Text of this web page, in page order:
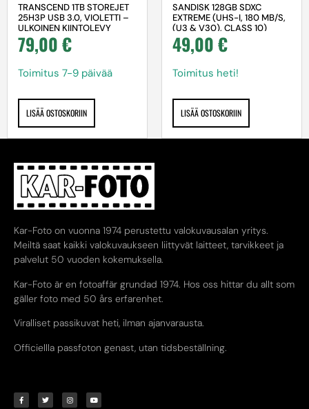
TRANSCEND 1TB STOREJET
25H3P USB 3.0, VIOLETTI –
ULKOINEN KIINTOLEVY
79,00€
Toimitus 7-9 päivää
LISÄÄ OSTOSKORIIN
SANDISK 128GB SDXC
EXTREME (UHS-I, 180 MB/S,
(U3 & V30), CLASS 10)
49,00€
Toimitus heti!
LISÄÄ OSTOSKORIIN
Kar-Foto on vuonna 1974 perustettu valokuvausalan yritys.
Meiltä saat kaikki valokuvaukseen liittyvät laitteet, tarvikkeet ja
palvelut 50 vuoden kokemuksella.
Kar-Foto är en fotoaffär grundad 1974. Hos oss hittar du allt som
gäller foto med 50 års erfarenhet.
Viralliset passikuvat heti, ilman ajanvarausta.
Officiellla passfoton genast, utan tidsbeställning.